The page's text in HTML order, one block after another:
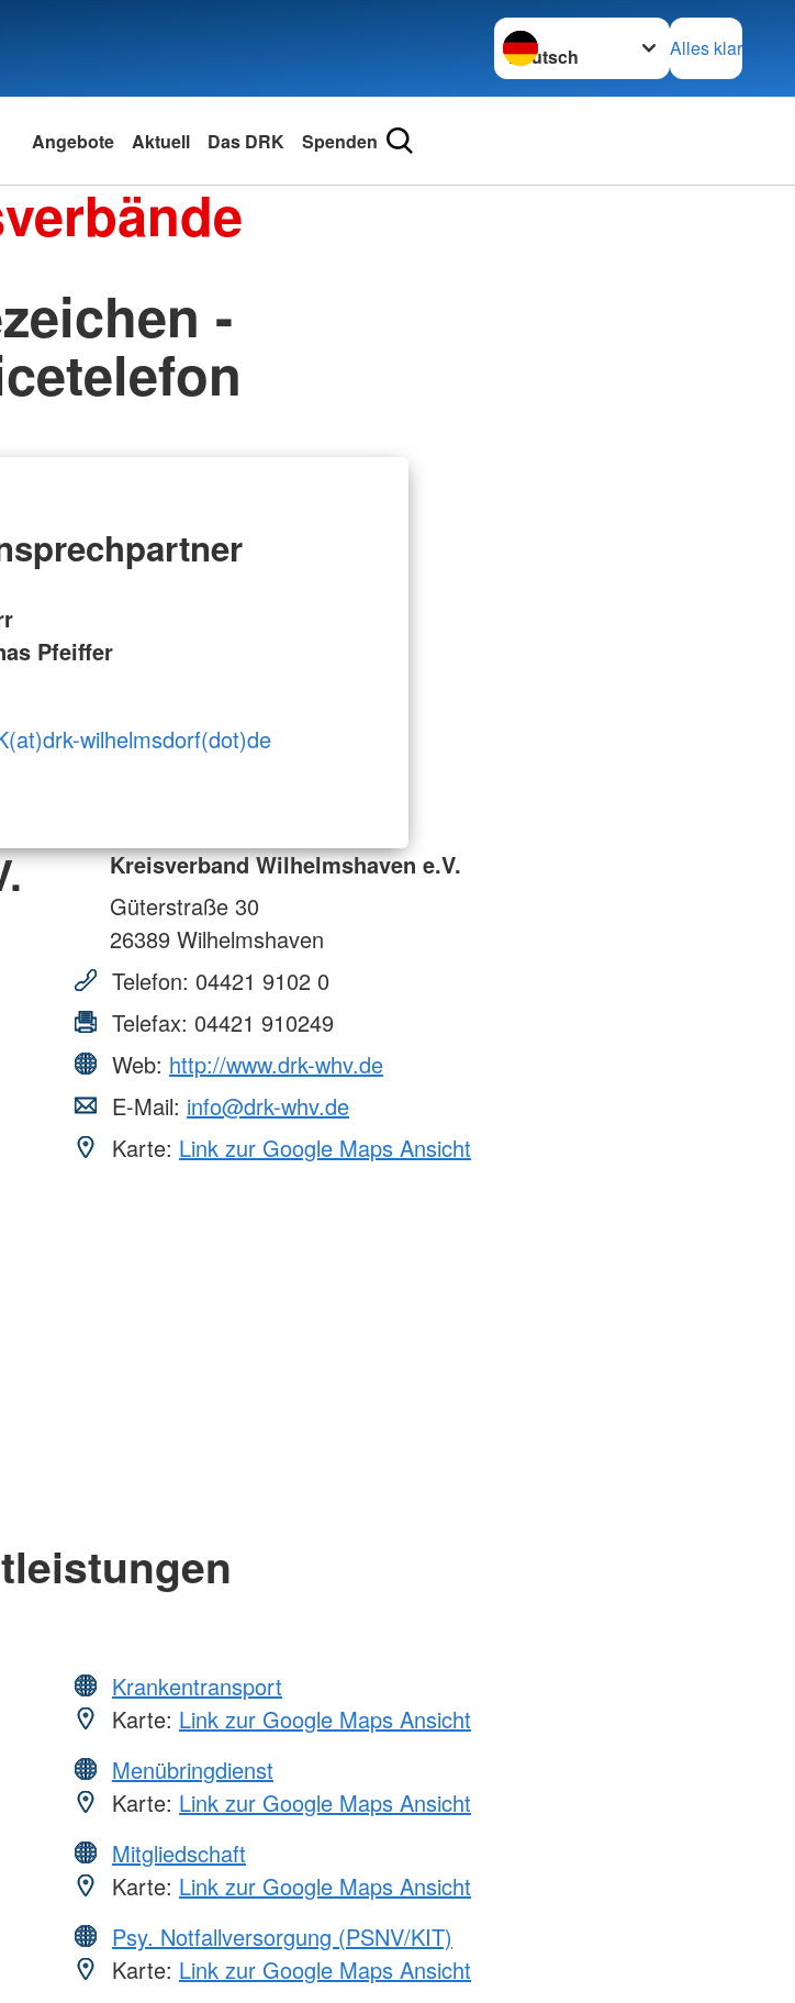
Sprache wechseln zu
Alles klar
Angebote Aktuell Das DRK Spenden
-
Pfeiffer
wilhelmsdorf(dot)de
Kreisverband Wilhelmshaven e.V.
Güterstraße 30
26389 Wilhelmshaven
Telefon: 04421 9102 0
Telefax: 04421 910249
Web: http://www.drk-whv.de
E-Mail: info@drk-whv.de
Karte: Link zur Google Maps Ansicht
Krankentransport
Karte: Link zur Google Maps Ansicht
Menübringdienst
Karte: Link zur Google Maps Ansicht
Mitgliedschaft
Karte: Link zur Google Maps Ansicht
Psy. Notfallversorgung (PSNV/KIT)
Karte: Link zur Google Maps Ansicht